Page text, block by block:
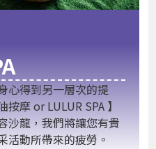
心得到另一層次的提
摩 or LULUR SPA 】
沙龍，我們將讓您有貴
活動所帶來的疲勞。